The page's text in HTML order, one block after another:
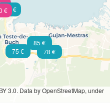
€
€
75 €
85 €
112 €
78 €
3.0. Data by OpenStreetMap, under